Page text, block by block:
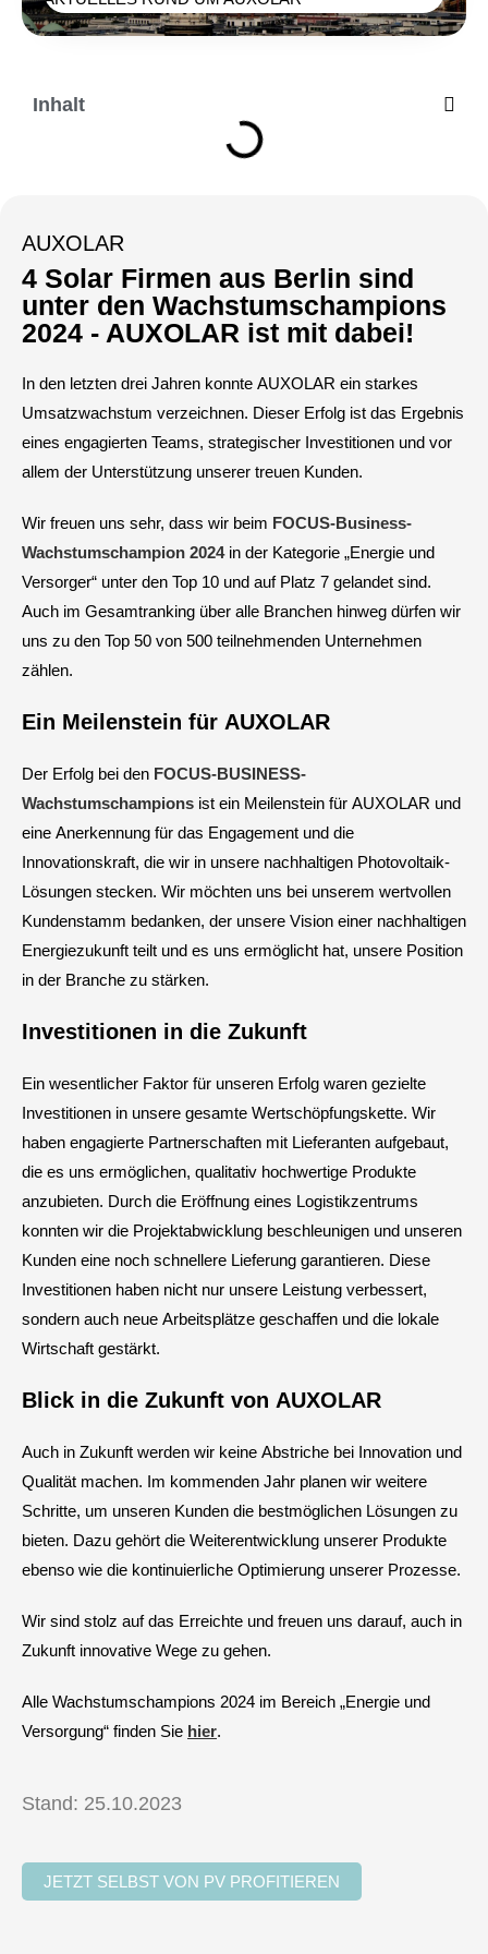
Inhalt
AUXOLAR
4 Solar Firmen aus Berlin sind
unter den Wachstumschampions
2024 - AUXOLAR ist mit dabei!
In den letzten drei Jahren konnte AUXOLAR ein starkes
Umsatzwachstum verzeichnen. Dieser Erfolg ist das Ergebnis
eines engagierten Teams, strategischer Investitionen und vor
allem der Unterstützung unserer treuen Kunden.
Wir freuen uns sehr, dass wir beim FOCUS-Business-
Wachstumschampion 2024in der Kategorie „Energie und
Versorger“ unter den Top 10 und auf Platz 7 gelandet sind.
Auch im Gesamtranking über alle Branchen hinweg dürfen wir
uns zu den Top 50 von 500 teilnehmenden Unternehmen
zählen.
Ein Meilenstein für AUXOLAR
Der Erfolg bei den FOCUS-BUSINESS-
Wachstumschampions ist ein Meilenstein für AUXOLAR und
eine Anerkennung für das Engagement und die
Innovationskraft, die wir in unsere nachhaltigen Photovoltaik-
Lösungen stecken. Wir möchten uns bei unserem wertvollen
Kundenstamm bedanken, der unsere Vision einer nachhaltigen
Energiezukunft teilt und es uns ermöglicht hat, unsere Position
in der Branche zu stärken.
Investitionen in die Zukunft
Ein wesentlicher Faktor für unseren Erfolg waren gezielte
Investitionen in unsere gesamte Wertschöpfungskette. Wir
haben engagierte Partnerschaften mit Lieferanten aufgebaut,
die es uns ermöglichen, qualitativ hochwertige Produkte
anzubieten. Durch die Eröffnung eines Logistikzentrums
konnten wir die Projektabwicklung beschleunigen und unseren
Kunden eine noch schnellere Lieferung garantieren. Diese
Investitionen haben nicht nur unsere Leistung verbessert,
sondern auch neue Arbeitsplätze geschaffen und die lokale
Wirtschaft gestärkt.
Blick in die Zukunft von AUXOLAR
Auch in Zukunft werden wir keine Abstriche bei Innovation und
Qualität machen. Im kommenden Jahr planen wir weitere
Schritte, um unseren Kunden die bestmöglichen Lösungen zu
bieten. Dazu gehört die Weiterentwicklung unserer Produkte
ebenso wie die kontinuierliche Optimierung unserer Prozesse.
Wir sind stolz auf das Erreichte und freuen uns darauf, auch in
Zukunft innovative Wege zu gehen.
Alle Wachstumschampions 2024 im Bereich „Energie und
Versorgung“ finden Sie hier.
Stand: 25.10.2023
JETZT SELBST VON PV PROFITIEREN